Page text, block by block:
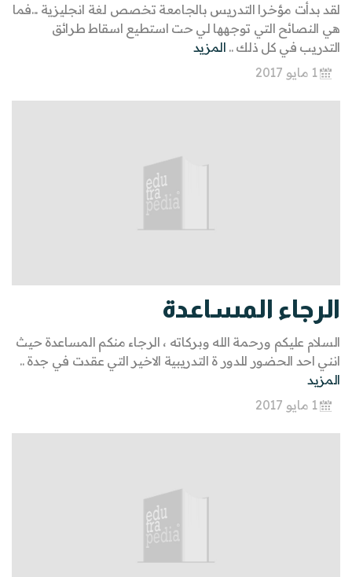
لقد بدأت مؤخرا التدريس بالجامعة تخصص لغة انجليزية ...فما
هي النصائح التي توجهها لي حت استطيع اسقاط طرائق
التدريب في كل ذلك .. المزيد
1 مايو 2017
الرجاء المساعدة
السلام عليكم ورحمة الله وبركاته ، الرجاء منكم المساعدة حيث
انني احد الحضور للدور ة التدريبية الاخير التي عقدت في جدة ..
المزيد
1 مايو 2017